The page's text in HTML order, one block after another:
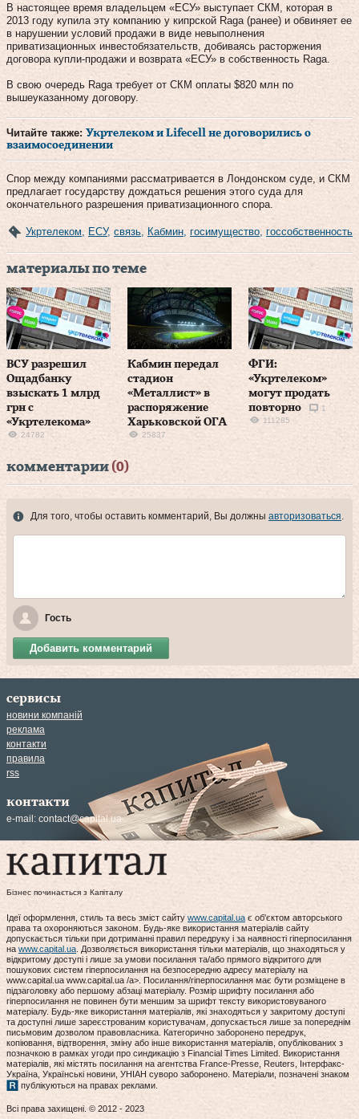
В настоящее время владельцем «ЕСУ» выступает СКМ, которая в
2013 году купила эту компанию у кипрской Raga (ранее) и обвиняет ее
в нарушении условий продажи в виде невыполнения
приватизационных инвестобязательств, добиваясь расторжения
договора купли-продажи и возврата «ЕСУ» в собственность Raga.
В свою очередь Raga требует от СКМ оплаты $820 млн по
вышеуказанному договору.
Читайте также: Укртелеком и Lifecell не договорились о
взаимосоединении
Спор между компаниями рассматривается в Лондонском суде, и СКМ
предлагает государству дождаться решения этого суда для
окончательного разрешения приватизационного спора.
Укртелеком ЕСУ, связь Кабмин госимущество госсобственность
материалы по теме
ВСУ разрешил
Ощадбанку
взыскать 1 млрд
грн с
«Укртелекома»
24782
Кабмин передал
стадион
«Металлист» в
распоряжение
Харьковской ОГА
25837
ФГИ:
«Укртелеком»
могут продать
повторно
1
111285
комментарии (0)
Для того, чтобы оставить комментарий, Вы должны авторизоваться.
Гость
Добавить комментарий
сервисы
новини компаній
реклама
контакти
правила
rss
контакти
e-mail: contact@capital.ua
Бізнес починається з Капіталу
Ідеї оформлення, стиль та весь зміст сайту www.capital.uaє об'єктом авторського
права та охороняються законом. Будь-яке використання матеріалів сайту
допускається тільки при дотриманні правил передруку і за наявності гіперпосилання
на www.capital.ua. Дозволяється використання тільки матеріалів, що знаходяться у
відкритому доступі і лише за умови посилання та/або прямого відкритого для
пошукових систем гіперпосилання на безпосередню адресу матеріалу на
www.capital.ua www.capital.ua /a>. Посилання/гіперпосилання має бути розміщене в
підзаголовку або першому абзаці матеріалу. Розмір шрифту посилання або
гіперпосилання не повинен бути меншим за шрифт тексту використовуваного
матеріалу. Будь-яке використання матеріалів, які знаходяться у закритому доступі
та доступні лише зареєстрованим користувачам, допускається лише за попереднім
письмовим дозволом правовласника. Категорично заборонено передрук,
копіювання, відтворення, зміну або інше використання матеріалів, опублікованих з
позначкою в рамках угоди про синдикацію з Financial Times Limited. Використання
матеріалів, які містять посилання на агентства France-Presse, Reuters, Інтерфакс-
Україна, Українські новини, УНІАН суворо заборонено. Матеріали, позначені знаком
публікуються на правах реклами.
Всі права захищені. © 2012 - 2023